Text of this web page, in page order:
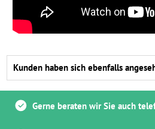
Kunden haben sich ebenfalls
Gerne beraten wir Sie auch